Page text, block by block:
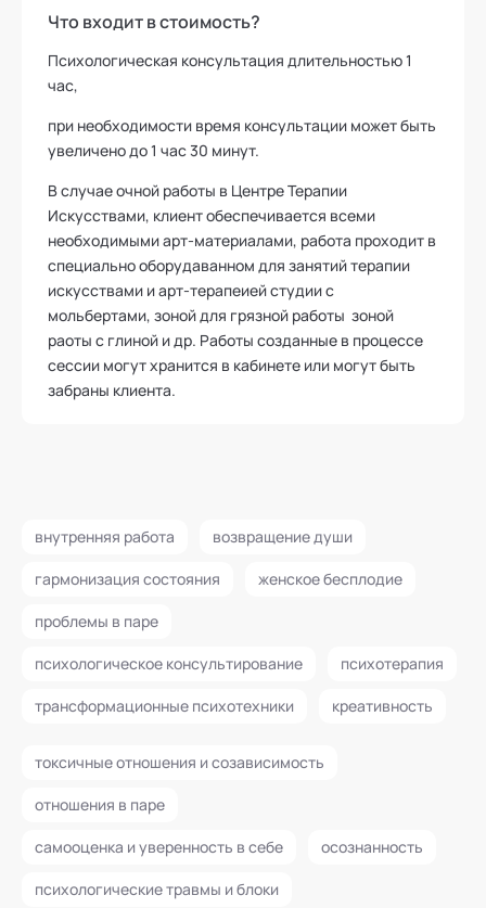
Что входит в стоимость?
Психологическая консультация длительностью 1
час,
при необходимости время консультации может быть
увеличено до 1 час 30 минут.
В случае очной работы в Центре Терапии
Искусствами, клиент обеспечивается всеми
необходимыми арт-материалами, работа проходит в
специально оборудаванном для занятий терапии
искусствами и арт-терапеией студии с
мольбертами, зоной для грязной работы зоной
раоты с глиной и др. Работы созданные в процессе
сессии могут хранится в кабинете или могут быть
забраны клиента.
внутренняя работа возвращение души
гармонизация состояния женское бесплодие
проблемы в паре
психологическое консультирование психотерапия
трансформационные психотехники креативность
токсичные отношения и созависимость
отношения в паре
самооценка и уверенность в себе осознанность
психологические травмы и блоки